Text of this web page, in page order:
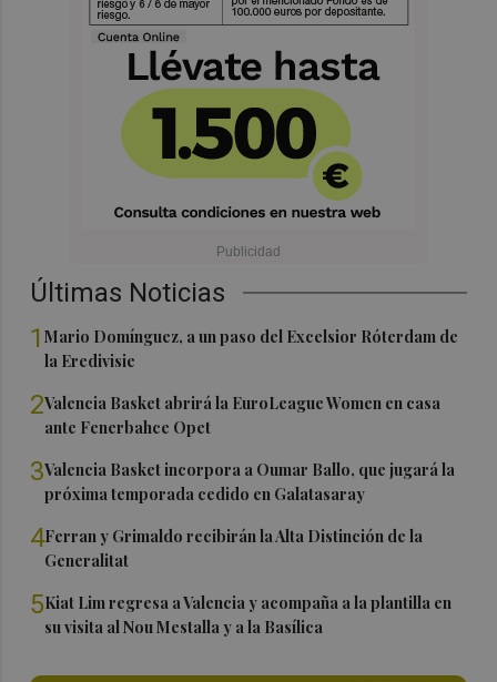
Últimas Noticias
1Mario Domínguez, a un paso del Excelsior Róterdam de
la Eredivisie
2Valencia Basket abrirá la EuroLeague Women en casa
ante Fenerbahce Opet
3Valencia Basket incorpora a Oumar Ballo, que jugará la
próxima temporada cedido en Galatasaray
4Ferran y Grimaldo recibirán la Alta Distinción de la
Generalitat
5Kiat Lim regresa a Valencia y acompaña a la plantilla en
su visita al Nou Mestalla y a la Basílica